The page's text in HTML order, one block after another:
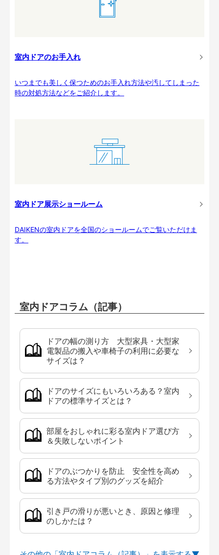
室内ドアのお手入れ
いつまでも美しく保つためのお手入れ方法や汚してしまった
時の対処方法などをご紹介します。
室内ドア展示ショールーム
DAIKENの室内ドアを全国のショールームでご覧いただけま
す。
室内ドアコラム（記事）
ドアの幅の測り方 大型家具・大型家
電製品の搬入や車椅子の利用に必要な
サイズは？
ドアのサイズにもいろいろある？室内
ドアの標準サイズとは？
部屋をおしゃれに彩る室内ドア選び方
＆失敗しないポイント
ドアのぶつかりを防止 安全性を高め
る方法やタイプ別のグッズを紹介
引き戸の滑りが悪いとき、原因と修理
のしかたは？